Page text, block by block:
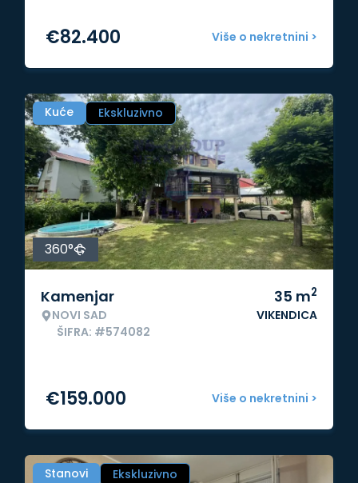
Više o nekretnini >
€82.400
Kuće Ekskluzivno
360°
Kamenjar
NOVI SAD
ŠIFRA: #574082
35 m2
VIKENDICA
Više o nekretnini >
€159.000
Stanovi Ekskluzivno